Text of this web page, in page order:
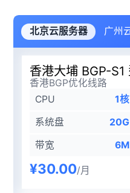
北京云服务器 广州
香港大埔 BGP-S1
香港BGP优化线路
CPU
1核
系统盘 20G
带宽 6M
¥30.00/月